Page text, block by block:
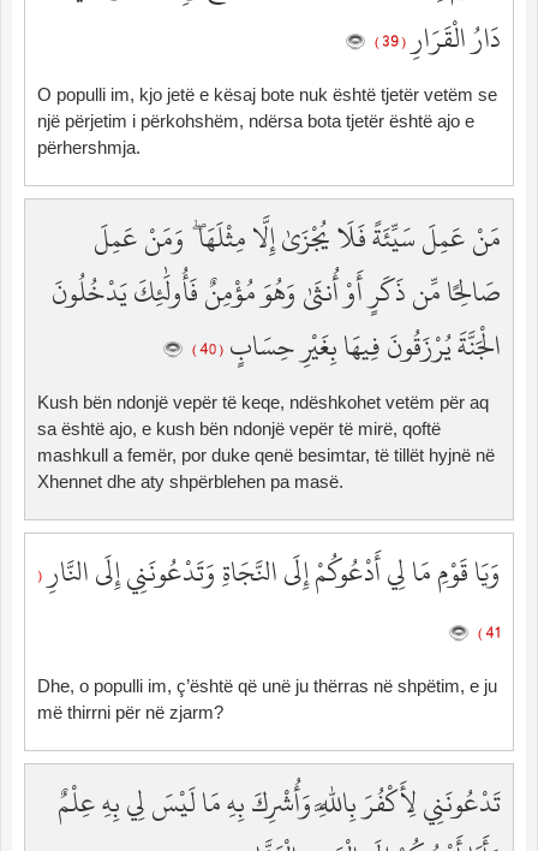
دَارُ الْقَرَارِ( 39 )
O populli im, kjo jetë e kësaj bote nuk është tjetër vetëm se
një përjetim i përkohshëm, ndërsa bota tjetër është ajo e
përhershmja.
مَنْ عَمِلَ سَيِّئَةً فَلَا يُجْزَىٰ إِلَّا مِثْلَهَا ۖ وَمَنْ عَمِلَ
صَالِحًا مِّن ذَكَرٍ أَوْ أُنثَىٰ وَهُوَ مُؤْمِنٌ فَأُولَٰئِكَ يَدْخُلُونَ
الْجَنَّةَ يُرْزَقُونَ فِيهَا بِغَيْرِ حِسَابٍ ( 40 )
Kush bën ndonjë vepër të keqe, ndëshkohet vetëm për aq
sa është ajo, e kush bën ndonjë vepër të mirë, qoftë
mashkull a femër, por duke qenë besimtar, të tillët hyjnë në
Xhennet dhe aty shpërblehen pa masë.
وَيَا قَوْمِ مَا لِي أَدْعُوكُمْ إِلَى النَّجَاةِ وَتَدْعُونَنِي إِلَى النَّارِ(
41 )
Dhe, o populli im, ç’është që unë ju thërras në shpëtim, e ju
më thirrni për në zjarm?
تَدْعُونَنِي لِأَكْفُرَ بِاللَّهِ وَأُشْرِكَ بِهِ مَا لَيْسَ لِي بِهِ عِلْمٌ